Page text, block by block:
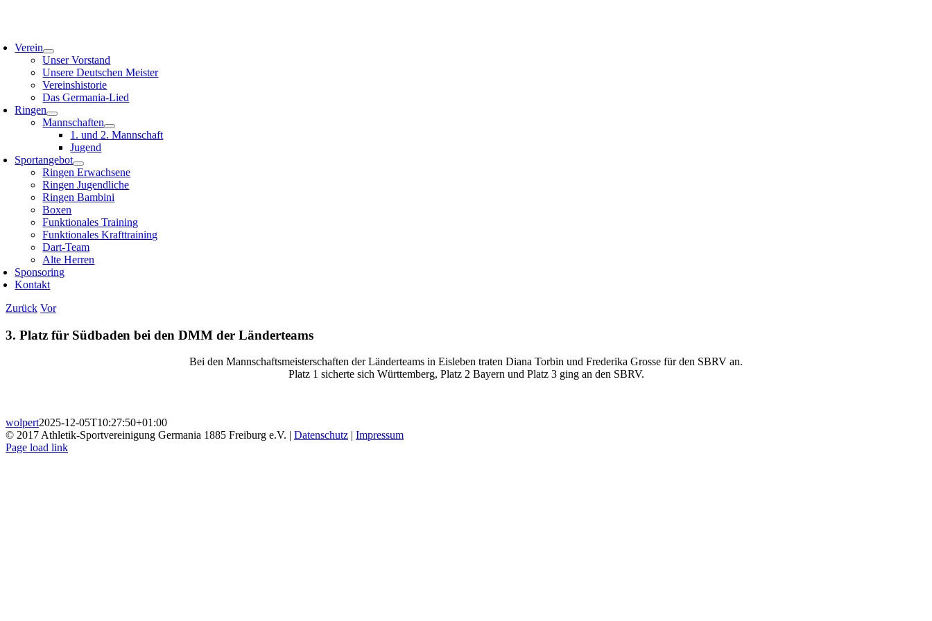
Verein
Unser Vorstand
Unsere Deutschen Meister
Vereinshistorie
Das Germania-Lied
Ringen
Mannschaften
1. und 2. Mannschaft
Jugend
Sportangebot
Ringen Erwachsene
Ringen Jugendliche
Ringen Bambini
Boxen
Funktionales Training
Funktionales Krafttraining
Dart-Team
Alte Herren
Sponsoring
Kontakt
Zurück Vor
3. Platz für Südbaden bei den DMM der Länderteams
Bei den Mannschaftsmeisterschaften der Länderteams in Eisleben traten Diana Torbin und Frederika Grosse für den SBRV an.
Platz 1 sicherte sich Württemberg, Platz 2 Bayern und Platz 3 ging an den SBRV.
wolpert2025-12-05T10:27:50+01:00
© 2017 Athletik-Sportvereinigung Germania 1885 Freiburg e.V. | Datenschutz | Impressum
Instagram
Page load link